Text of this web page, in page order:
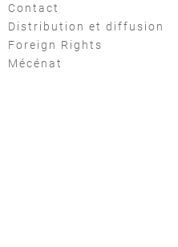
Contact
Distribution et diffusion
Foreign Rights
Mécénat